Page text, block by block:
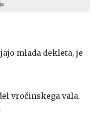
mlada dekleta, je
vročinskega vala.